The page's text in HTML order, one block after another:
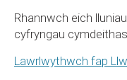
Rhannwch eich
cyfryngau
Lawrlwythwch fap